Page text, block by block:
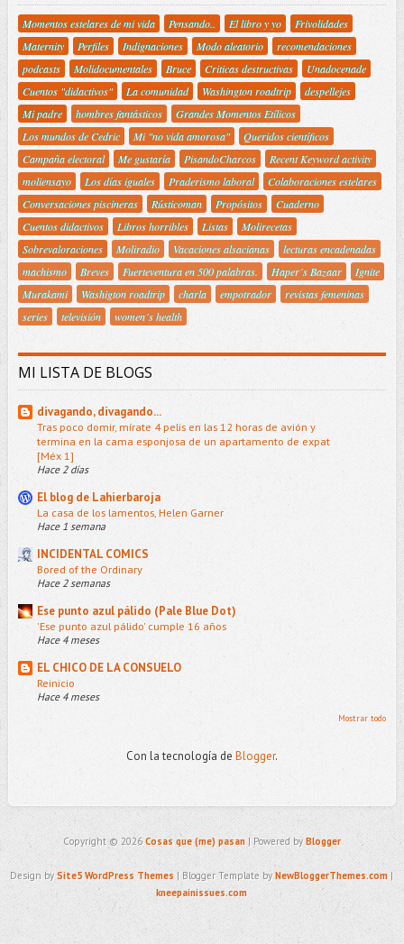
Momentos estelares de mi vida Pensando.. El libro y yo
Frivolidades
Maternity
Perfiles Indignaciones Modo aleatorio
recomendaciones
podcasts
Molidocumentales Bruce Criticas destructivas
Unadocenade
Cuentos "didactivos"
La comunidad Washington roadtrip
despellejes
Mi padre
hombres fantásticos
Grandes Momentos Etílicos
Los mundos de Cedric
Mi "no vida amorosa"
Queridos científicos
Campaña electoral
Me gustaría PisandoCharcos
Recent Keyword activity
moliensayo
Los días iguales Praderismo laboral
Colaboraciones estelares
Conversaciones piscineras
Rústicoman Propósitos
Cuaderno
Cuentos didactivos
Libros horribles Listas
Molirecetas
Sobrevaloraciones
Moliradio Vacaciones alsacianas
lecturas encadenadas
machismo
Breves Fuerteventura en 500 palabras. Haper´s Bazaar
Ignite
Murakami
Washigton roadtrip charla empotrador
revistas femeninas
series
televisión women´s health
MI LISTA DE BLOGS
divagando, divagando...
Tras poco domir, mírate 4 pelis en las 12 horas de avión y
termina en la cama esponjosa de un apartamento de expat
[Méx 1]
Hace 2 días
El blog de Lahierbaroja
La casa de los lamentos, Helen Garner
Hace 1 semana
INCIDENTAL COMICS
Bored of the Ordinary
Hace 2 semanas
Ese punto azul pálido (Pale Blue Dot)
'Ese punto azul pálido' cumple 16 años
Hace 4 meses
EL CHICO DE LA CONSUELO
Reinicio
Hace 4 meses
Mostrar todo
Con la tecnología de Blogger.
Copyright © 2026Cosas que (me) pasan | Powered by Blogger
Design bySite5 WordPress Themes | Blogger Template byNewBloggerThemes.com |
kneepainissues.com